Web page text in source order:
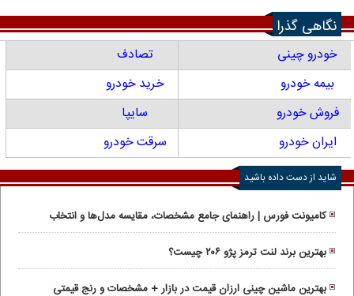
نگاهی گذرا
خودرو چینی
تصادف
بیمه خودرو
خرید خودرو
فروش خودرو
سایپا
ایران خودرو
سرقت خودرو
شاید از دست داده باشید
کامیونت فورس | راهنمای جامع مشخصات، مقایسه مدل‌ها و انتخاب
کاربری
بهترین برند لنت ترمز پژو ۲۰۶ چیست؟
بهترین ماشین چینی ارزان قیمت در بازار + مشخصات و رنج قیمتی